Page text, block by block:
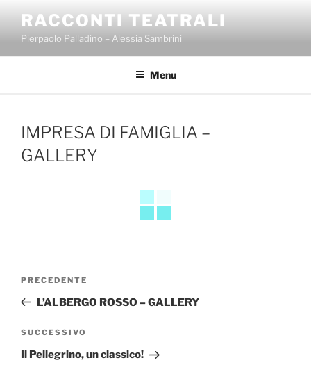
contenuto
RACCONTI TEATRALI
Pierpaolo Palladino – Alessia Sambrini
Menu
IMPRESA DI FAMIGLIA –
GALLERY
Articolo
precedente:
PRECEDENTE
L’ALBERGO ROSSO – GALLERY
Articolo
successivo
SUCCESSIVO
Il Pellegrino, un classico!